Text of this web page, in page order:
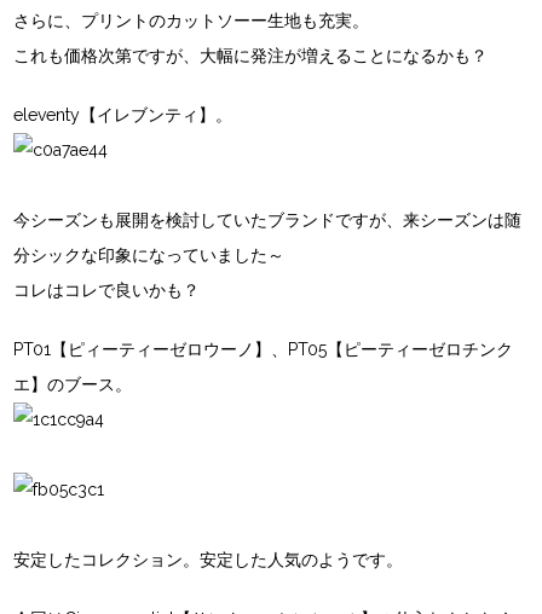
さらに、プリントのカットソーー生地も充実。
これも価格次第ですが、大幅に発注が増えることになるかも？
eleventy【イレブンティ】。
今シーズンも展開を検討していたブランドですが、来シーズンは随
分シックな印象になっていました～
コレはコレで良いかも？
PT01【ピィーティーゼロウーノ】、PT05【ピーティーゼロチンク
エ】のブース。
安定したコレクション。安定した人気のようです。